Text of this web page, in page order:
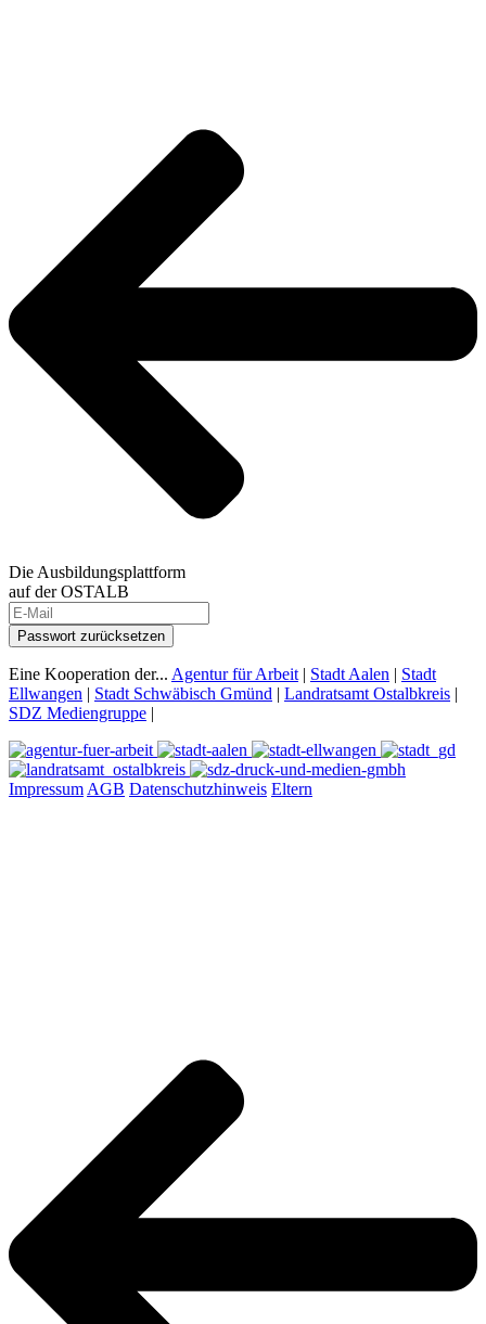
Die Ausbildungsplattform
auf der OSTALB
Passwort zurücksetzen
Eine Kooperation der... Agentur für Arbeit | Stadt Aalen | Stadt
Ellwangen | Stadt Schwäbisch Gmünd | Landratsamt Ostalbkreis |
SDZ Mediengruppe |
Impressum AGB Datenschutzhinweis Eltern